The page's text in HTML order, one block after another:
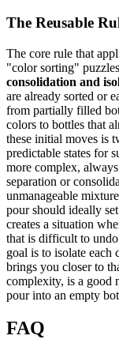
The Reusable
The core rule that
"color sorting"
consolidation and
are already sorted or
from partially filled
colors to bottles that
these initial moves is
predictable states for
more complex,
separation or
unmanageable
pour should ideally
creates a situation
that is difficult to
goal is to isolate
brings you closer to
complexity, is a good
pour into an empty
FAQ